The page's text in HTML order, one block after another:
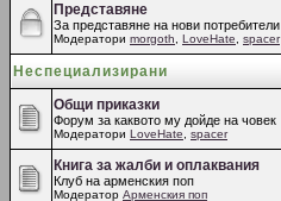
Представяне
За представяне на нови потребители
Модератори morgoth LoveHate spacer
Неспециализирани
Общи приказки
Форум за каквото му дойде на човек
Модератори LoveHate spacer
Книга за жалби и оплаквания
Клуб на арменския поп
Модератор Арменския поп